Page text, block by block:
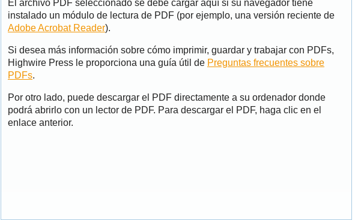
El archivo PDF seleccionado se debe cargar aquí si su navegador tiene
instalado un módulo de lectura de PDF (por ejemplo, una versión reciente de
Adobe Acrobat Reader).
Si desea más información sobre cómo imprimir, guardar y trabajar con PDFs,
Highwire Press le proporciona una guía útil de Preguntas frecuentes sobre
PDFs.
Por otro lado, puede descargar el PDF directamente a su ordenador donde
podrá abrirlo con un lector de PDF. Para descargar el PDF, haga clic en el
enlace anterior.